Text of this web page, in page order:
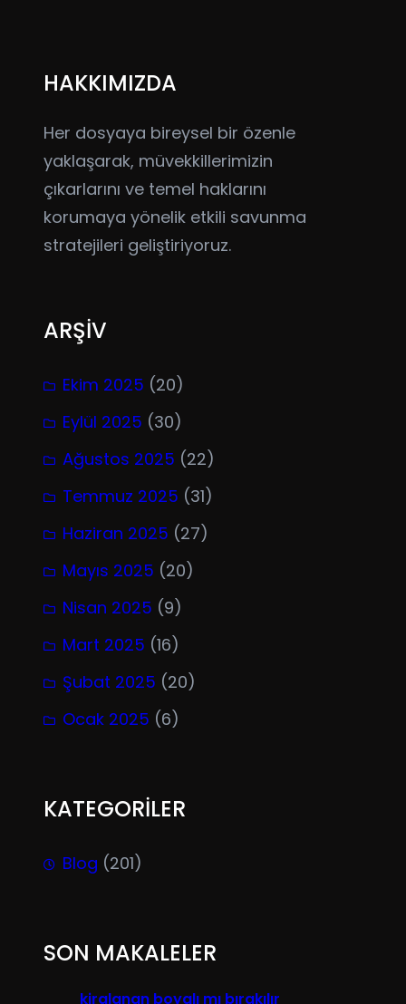
HAKKIMIZDA
Her dosyaya bireysel bir özenle
yaklaşarak, müvekkillerimizin
çıkarlarını ve temel haklarını
korumaya yönelik etkili savunma
stratejileri geliştiriyoruz.
ARŞİV
Ekim 2025 (20)
Eylül 2025 (30)
Ağustos 2025 (22)
Temmuz 2025 (31)
Haziran 2025 (27)
Mayıs 2025 (20)
Nisan 2025 (9)
Mart 2025 (16)
Şubat 2025 (20)
Ocak 2025 (6)
KATEGORİLER
Blog (201)
SON MAKALELER
kiralanan boyalı mı bırakılır